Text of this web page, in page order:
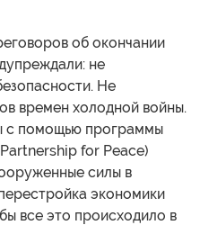
об окончании
не
Не
времен холодной войны.
с помощью программы
for Peace)
силы в
экономики
все это происходило в